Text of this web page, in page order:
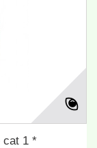
cat 1 *